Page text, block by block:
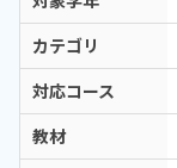
カテゴリ
対応コース
教材